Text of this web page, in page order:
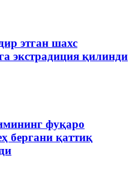
этган шахс
экстрадиция қилинди
фуқаро
бергани қаттиқ